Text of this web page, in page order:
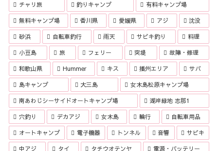
チャリ旅 釣りキャンプ 有料キャンプ場
無料キャンプ場 香川県 愛媛県 アジ 沈没
砂浜 自転車釣行 雨天 サビキ釣り 料理
小豆島 旅 フェリー 突堤 故障・修理
和歌山県 Hummer キス 播州エリア サバ
島キャンプ 大三島 女木島松原キャンプ場
南あわじシーサイドオートキャンプ場 湖岸緑地 志那1
穴釣り デカアジ 女木島 輪行 自転車用品
オートキャンプ 電子機器 トンネル 音響 サビキ
中アジ タイ タチウオテンヤ 電源・バッテリー